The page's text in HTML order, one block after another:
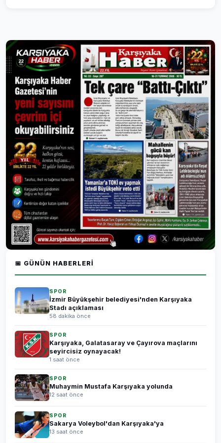
📅 GÜNÜN HABERLERI
SPOR
İzmir Büyükşehir belediyesi'nden Karşıyaka
Stadı açıklaması
58 dakika önce
SPOR
Karşıyaka, Galatasaray ve Çayırova maçlarını
seyircisiz oynayacak!
1 saat önce
SPOR
Muhaymin Mustafa Karşıyaka yolunda
12 saat önce
SPOR
Sakarya Voleybol'dan Karşıyaka'ya
13 saat önce